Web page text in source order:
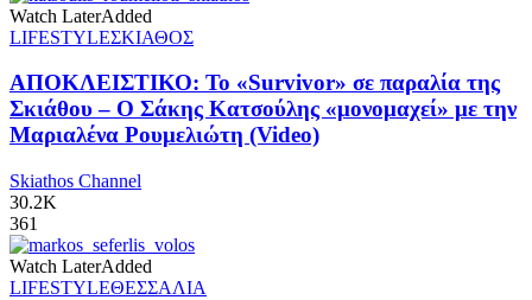
Watch LaterAdded
LIFESTYLEΣΚΙΑΘΟΣ
ΑΠΟΚΛΕΙΣΤΙΚΟ: Το «Survivor» σε παραλία της
Σκιάθου – Ο Σάκης Κατσούλης «μονομαχεί» με την
Μαριαλένα Ρουμελιώτη (Video)
Skiathos Channel
30.2K
361
Watch LaterAdded
LIFESTYLEΘΕΣΣΑΛΙΑ